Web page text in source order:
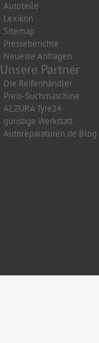
Autoteile
Lexikon
Sitemap
Presseberichte
Neueste Anfragen
Unsere Partner
Die Reifenhändler
Preis-Suchmaschine
ALZURA Tyre24
günstige Werkstatt
Autoreparaturen.de Blog